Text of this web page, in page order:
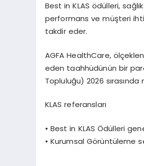
Best in KLAS ödülleri,
performans ve müşteri
takdir eder.
AGFA HealthCare, ö
eden taahhüdünün bir
Topluluğu) 2026
KLAS referansları
• Best in KLASÖdülleri
• Kurumsal Görüntüleme